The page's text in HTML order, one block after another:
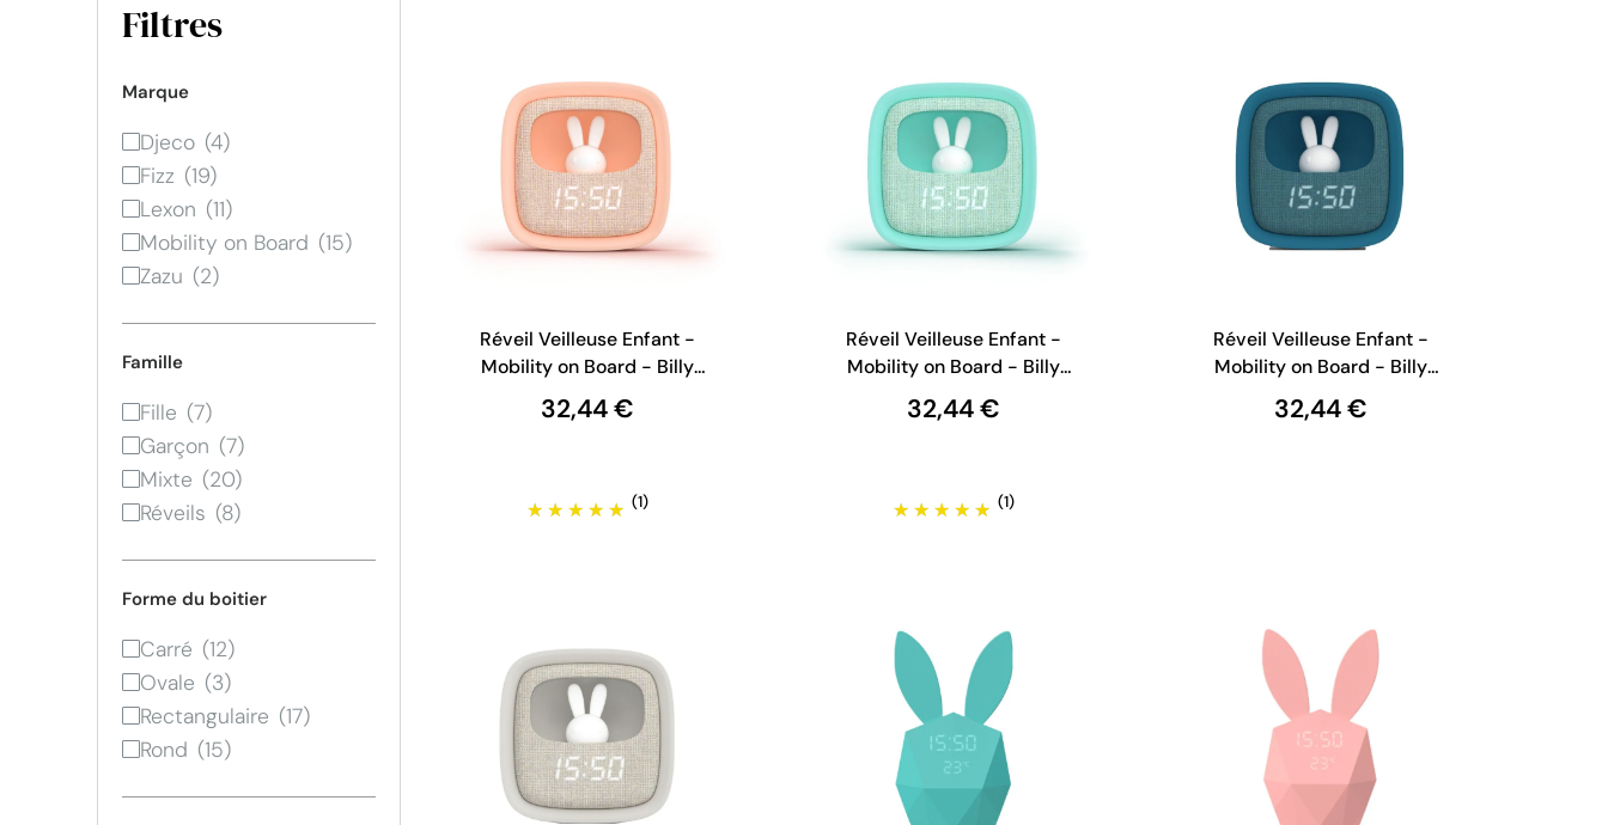
Filtres
Marque
Djeco
Fizz
Lexon
Mobility on Board
Zazu
Famille
Fille
Garçon
Mixte
Réveils
Forme du boitier
Carré
Ovale
Rectangulaire
Rond
Réveil Veilleuse Enfant -
Mobility on Board - Billy
Clock - Rose
32,44 €
(1)
Réveil Veilleuse Enfant -
Mobility on Board - Billy
Clock - Turquoise
32,44 €
(1)
Réveil Veilleuse Enfant -
Mobility on Board - Billy
Clock - Bleu Marine
32,44 €